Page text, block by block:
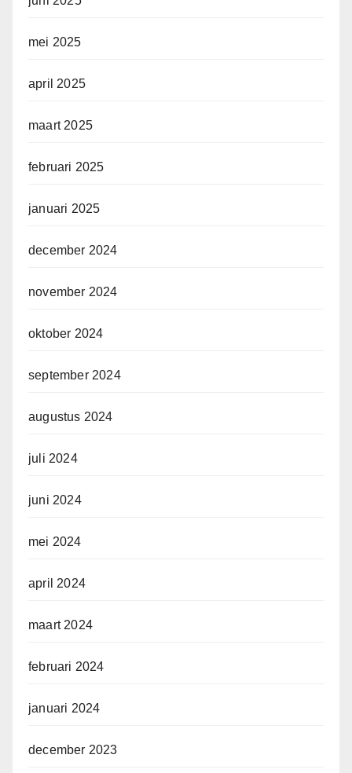
mei 2025
april 2025
maart 2025
februari 2025
januari 2025
december 2024
november 2024
oktober 2024
september 2024
augustus 2024
juli 2024
juni 2024
mei 2024
april 2024
maart 2024
februari 2024
januari 2024
december 2023